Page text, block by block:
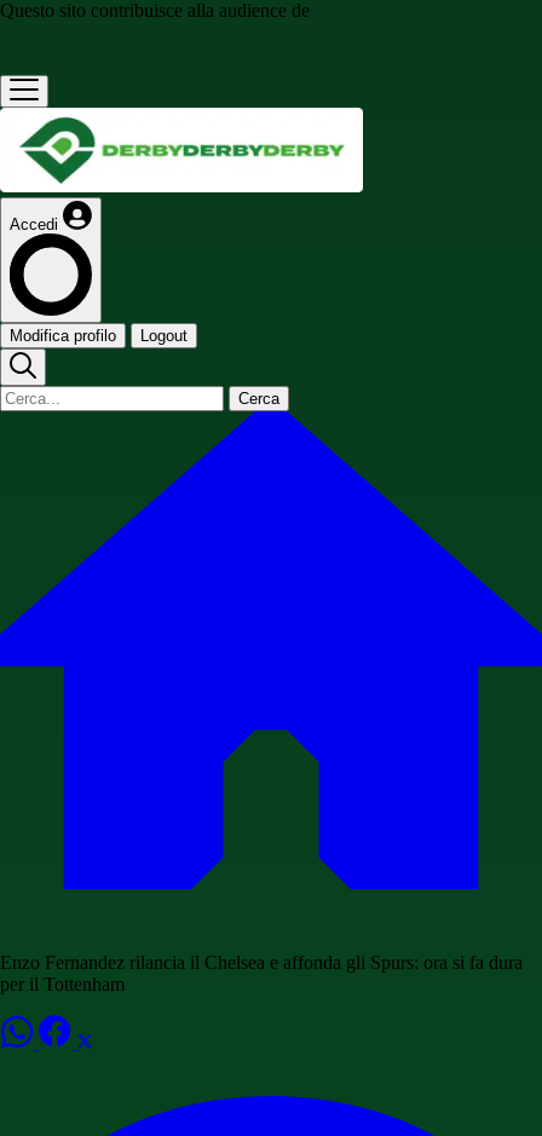
Questo sito contribuisce alla audience de
Accedi
Modifica profilo Logout
Cerca
Enzo Fernandez rilancia il Chelsea e affonda gli Spurs: ora si fa dura
per il Tottenham